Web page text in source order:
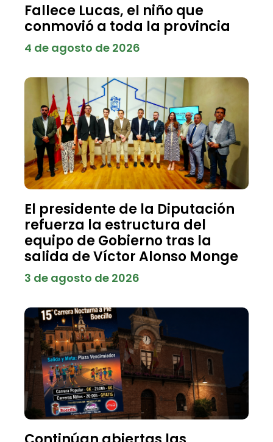
Fallece Lucas, el niño que
conmovió a toda la provincia
4 de agosto de 2026
El presidente de la Diputación
refuerza la estructura del
equipo de Gobierno tras la
salida de Víctor Alonso Monge
3 de agosto de 2026